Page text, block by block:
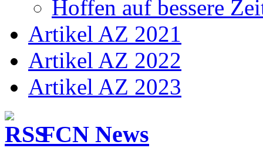
Hoffen auf bessere
Artikel AZ 2021
Artikel AZ 2022
Artikel AZ 2023
FCN News